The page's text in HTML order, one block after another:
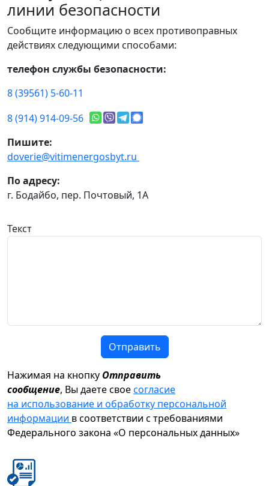
линии безопасности
Сообщите информацию о всех противоправных
действиях следующими способами:
телефон службы безопасности:
8 (39561) 5-60-11
8 (914) 914-09-56
Пишите:
doverie@vitimenergosbyt.ru
По адресу:
г. Бодайбо, пер. Почтовый, 1А
Текст
Отправить
Нажимая на кнопку Отправить
сообщение, Вы даете своесогласие
на использование и обработку персональной
информации в соответствии с требованиями
Федерального закона «О персональных данных»